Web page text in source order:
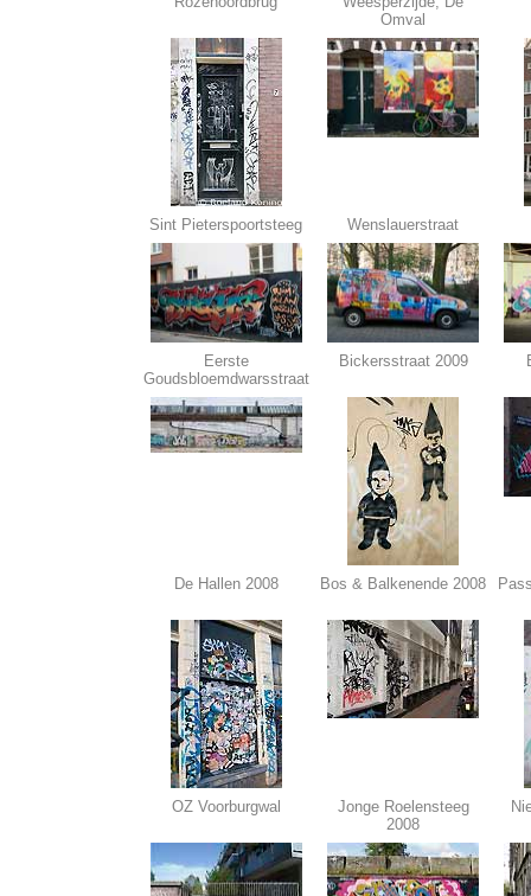
Omval
Sint Pieterspoortsteeg Wenslauerstraat
Eerste
Goudsbloemdwarsstraat
Bickersstraat 2009
De Hallen 2008 Bos & Balkenende 2008
OZ Voorburgwal
Jonge Roelensteeg
2008